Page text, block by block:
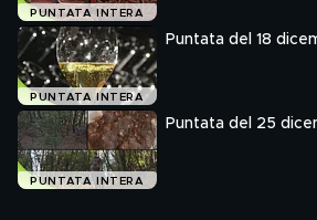
PUNTATA INTERA
PUNTATA INTERA
Puntata del 18
PUNTATA INTERA
Puntata del 25